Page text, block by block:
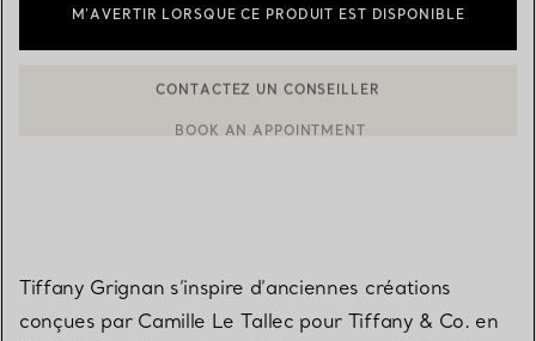
M’AVERTIR LORSQUE CE PRODUIT EST DISPONIBLE
CONTACTEZ UN CONSEILLER
Tiffany Grignan s’inspire d’anciennes créations
conçues par Camille Le Tallec pour Tiffany & Co. en